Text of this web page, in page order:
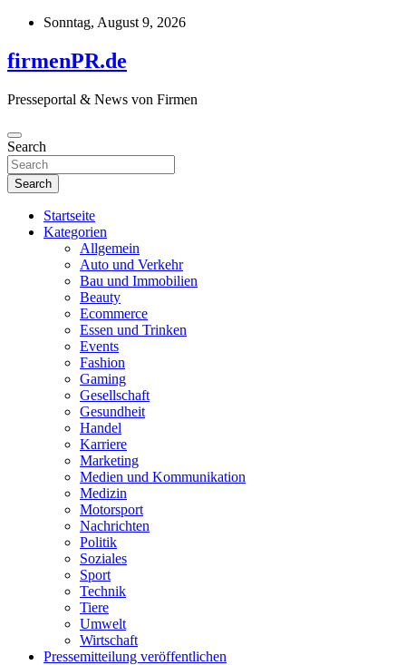
Skip
content
Sonntag, August 9, 2026
firmenPR.de
Presseportal & News von Firmen
Search
Search
Startseite
Kategorien
Allgemein
Auto und Verkehr
Bau und Immobilien
Beauty
Ecommerce
Essen und Trinken
Events
Fashion
Gaming
Gesellschaft
Gesundheit
Handel
Karriere
Marketing
Medien und Kommunikation
Medizin
Motorsport
Nachrichten
Politik
Soziales
Sport
Technik
Tiere
Umwelt
Wirtschaft
Pressemitteilung veröffentlichen